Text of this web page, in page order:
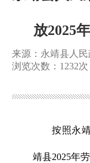
放2025
来源：永靖县人
浏览次数： 1232次
按照永
靖县2025年